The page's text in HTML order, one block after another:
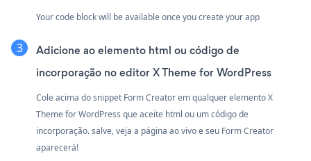
Your code block will be available once you create your app
Adicione ao elemento html ou código de
incorporação no editor X Theme for WordPress
Cole acima do snippet Form Creator em qualquer elemento X
Theme for WordPress que aceite html ou um código de
incorporação. salve, veja a página ao vivo e seu Form Creator
aparecerá!